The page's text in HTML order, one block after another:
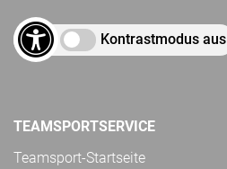
Kontrastmodus aus
TEAMSPORTSERVICE
Teamsport-Startseite